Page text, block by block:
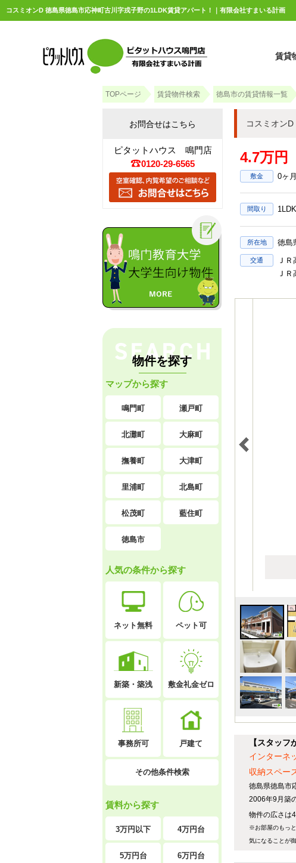
コスミオンD 徳島県徳島市応神町古川字戎子野の1LDK賃貸アパート！｜有限会社すまいる計画
賃貸
TOPページ 賃貸物件検索 徳島市の賃貸情報一覧
コスミオン
4.7万円
敷金 0ヶ月
間取り 1LDK
所在地 徳島
交通 Ｊ
Ｊ
【スタッ
インターネ
収納スペー
徳島県徳島市
2006年9月築
物件の広さは
※お部屋のもっ
気になることが
お問合せはこちら
ピタットハウス 鳴門店
0120-29-6565
物件を探す
マップから探す
鳴門町 瀬戸町
北灘町 大麻町
撫養町 大津町
里浦町 北島町
松茂町 藍住町
徳島市
人気の条件から探す
ネット無料 ペット可
新築・築浅 敷金礼金ゼロ
事務所可 戸建て
その他条件検索
賃料から探す
3万円以下 4万円台
5万円台 6万円台